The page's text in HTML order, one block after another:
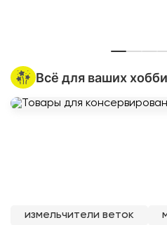
Всё для ваших
измельчители веток